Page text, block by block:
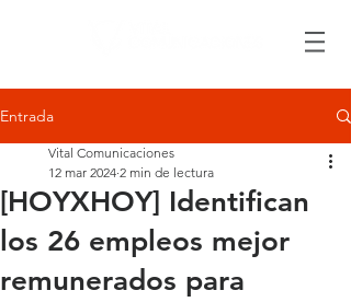
Entrada
[HOYXHOY] Identifican
los 26 empleos mejor
remunerados para
Vital Comunicaciones
12 mar 2024 2 min de lectura